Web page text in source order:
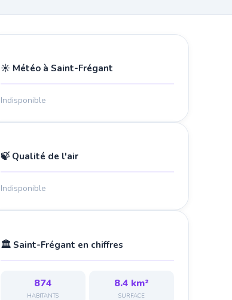
☀️ Météo à Saint-Frégant
Indisponible
🍃 Qualité de l'air
Indisponible
🏛️ Saint-Frégant en chiffres
874
HABITANTS
8.4 km²
SURFACE